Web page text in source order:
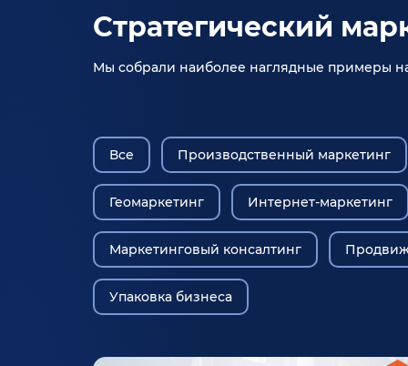
Стратегический
Мы собрали наиболее наглядные примеры
Все Производственный маркетинг
Геомаркетинг Интернет-маркетинг
Маркетинговый консалтинг
Упаковка бизнеса